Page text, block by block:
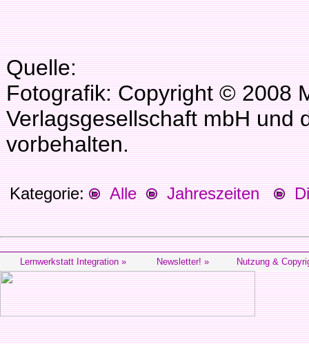
Quelle:
Fotografik: Copyright © 2008
Verlagsgesellschaft mbH und
vorbehalten.
Kategorie: Alle Jahreszeiten
Lernwerkstatt Integration » Newsletter! » Nutzung &